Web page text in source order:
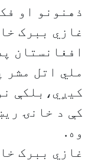
ذهنونو او
غازي ببرک
افغانستان
ملي اتل مشر
کیږي،بلکې
کې د خانۍ
وه.
غازي ببرک